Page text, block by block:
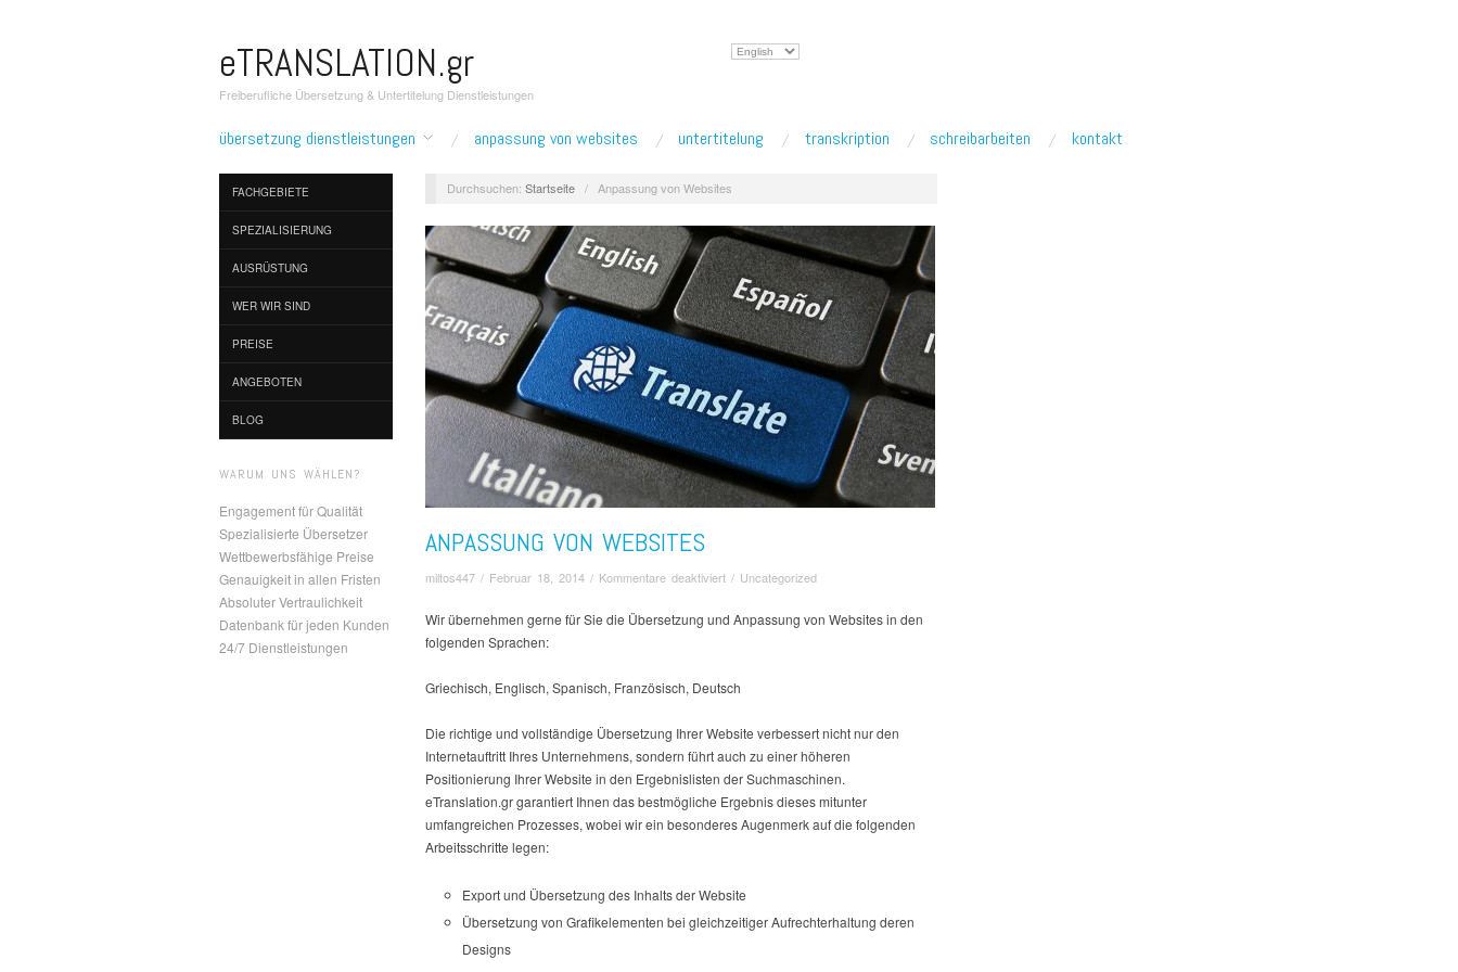
eTRANSLATION.gr
Freiberufliche Übersetzung & Untertitelung Dienstleistungen
Sprache
übersetzung dienstleistungen anpassung von websites untertitelung transkription schreibarbeiten kontakt
FACHGEBIETE
SPEZIALISIERUNG
AUSRÜSTUNG
WER WIR SIND
PREISE
ANGEBOTEN
BLOG
WARUM UNS WÄHLEN?
Engagement für Qualität
Spezialisierte Übersetzer
Wettbewerbsfähige Preise
Genauigkeit in allen Fristen
Absoluter Vertraulichkeit
Datenbank für jeden Kunden
24/7 Dienstleistungen
Durchsuchen: Startseite / Anpassung von Websites
ANPASSUNG VON WEBSITES
miltos447 / Februar 18, 2014 / Kommentare deaktiviertfür
von
/ Uncategorized
Wir übernehmen gerne für Sie die Übersetzung und Anpassung von Websites in den
folgenden Sprachen:
Griechisch, Englisch, Spanisch, Französisch, Deutsch
Die richtige und vollständige Übersetzung Ihrer Website verbessert nicht nur den
Internetauftritt Ihres Unternehmens, sondern führt auch zu einer höheren
Positionierung Ihrer Website in den Ergebnislisten der Suchmaschinen.
eTranslation.gr garantiert Ihnen das bestmögliche Ergebnis dieses mitunter
umfangreichen Prozesses, wobei wir ein besonderes Augenmerk auf die folgenden
Arbeitsschritte legen:
Export und Übersetzung des Inhalts der Website
Übersetzung von Grafikelementen bei gleichzeitiger Aufrechterhaltung deren
Designs